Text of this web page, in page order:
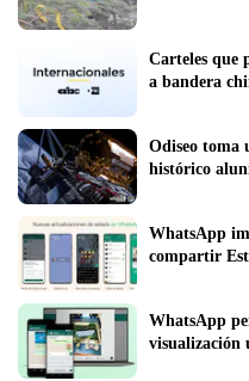
Carteles que
a bandera
Odiseo toma
histórico
WhatsApp
compartir
WhatsApp
visualización